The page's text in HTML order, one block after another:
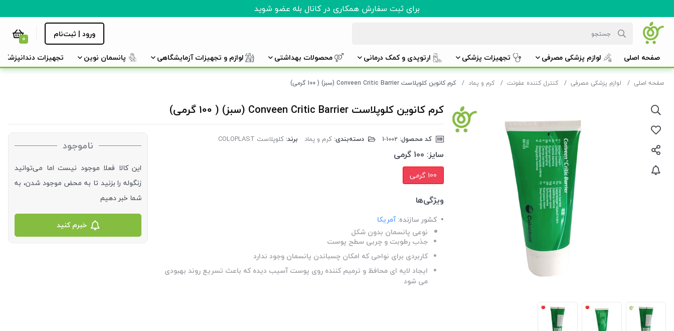
برای ثبت سفارش همکاری در کانال بله عضو شوید
ورود | ثبت‌نام 0
صفحه اصلی لوازم پزشکی مصرفی تجهیزات پزشکی ارتوپدی و کمک درمانی محصولات بهداشتی لوازم و تجهیزات آزمایشگاهی پانسمان نوین تجهیزات دندانپزشکی
صفحه اصلی لوازم پزشکی مصرفی کنترل کننده عفونت کرم و پماد کرم کانوین کلوپلاست Conveen Critic Barrier (سبز) ( 100 گرمی)
کرم کانوین کلوپلاست Conveen Critic Barrier (سبز) ( 100 گرمی)
کد محصول: دسته‌بندی: کرم و پماد برند: کلوپلاست COLOPLAST
سایز: 100 گرمی
100 گرمی
ویژگی‌ها
کشور سازنده:آمریکا
نوعی پانسمان بدون شکل
جذب رطوبت و چربی سطح پوست
کاربردی برای نواحی که امکان چسباندن پانسمان وجود ندارد
ایجاد لایه ای محافظ و ترمیم کننده روی پوست آسیب دیده که باعث تسریع روند بهبودی
می شود
ناموجود
این کالا فعلا موجود نیست اما می‌توانید
زنگوله را بزنید تا به محض موجود شدن، به
شما خبر دهیم
خبرم کنید